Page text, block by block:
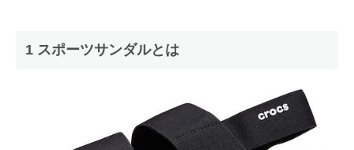
1 スポーツサンダルとは